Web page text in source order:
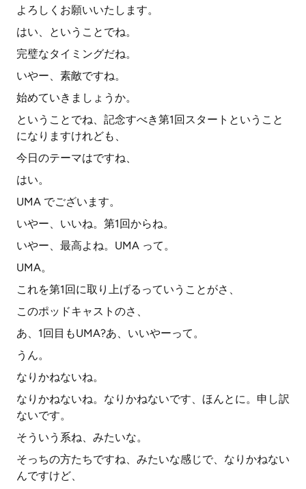
よろしくお願いいたします。
はい、ということでね。
完璧なタイミングだね。
いやー、素敵ですね。
始めていきましょうか。
ということでね、記念すべき第1回スタートということ
になりますけれども、
今日のテーマはですね、
はい。
UMA でございます。
いやー、いいね。第1回からね。
いやー、最高よね。UMA って。
UMA。
これを第1回に取り上げるっていうことがさ、
このポッドキャストのさ、
あ、1回目もUMA?あ、いいやーって。
うん。
なりかねないね。
なりかねないね。なりかねないです、ほんとに。申し訳
ないです。
そういう系ね、みたいな。
そっちの方たちですね、みたいな感じで、なりかねない
んですけど、